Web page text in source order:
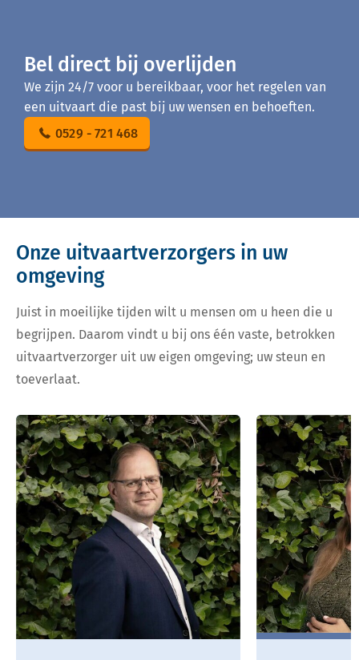
Bel direct bij overlijden
We zijn 24/7 voor u bereikbaar, voor het regelen van
een uitvaart die past bij uw wensen en behoeften.
0529 - 721 468
Onze uitvaartverzorgers in uw
omgeving
Juist in moeilijke tijden wilt u mensen om u heen die u
begrijpen. Daarom vindt u bij ons één vaste, betrokken
uitvaartverzorger uit uw eigen omgeving; uw steun en
toeverlaat.